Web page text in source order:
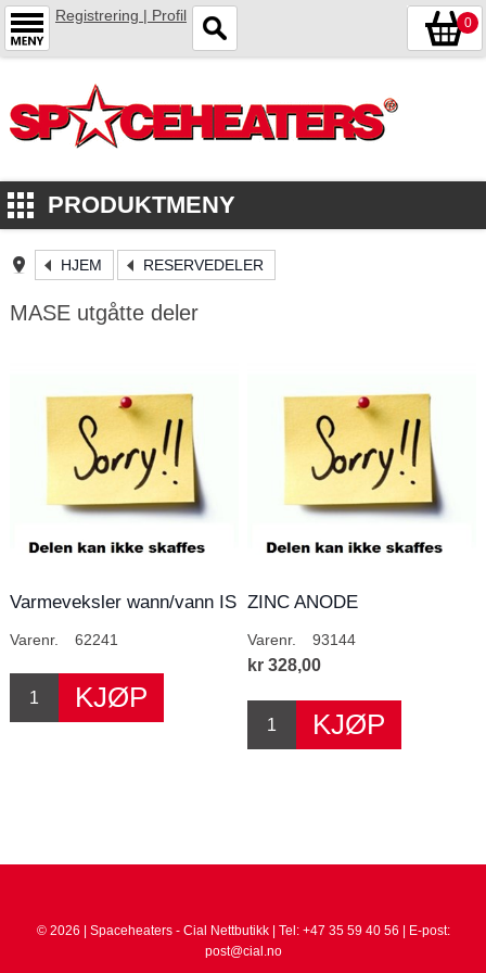
Registrering | Profil 0
PRODUKTMENY
HJEM RESERVEDELER
MASE utgåtte deler
Varmeveksler wann/vann IS
Varenr. 62241
ZINC ANODE
Varenr. 93144
kr 328,00
© 2026 | Spaceheaters - Cial Nettbutikk | Tel: +47 35 59 40 56 | E-post:
post@cial.no